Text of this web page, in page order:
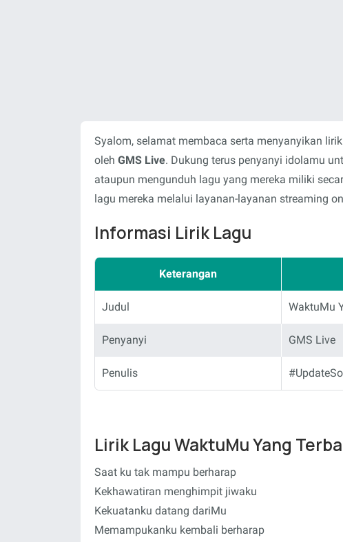
Syalom, selamat membaca serta menyanyikan
oleh GMS Live. Dukung terus penyanyi idolamu
ataupun mengunduh lagu yang mereka miliki
lagu mereka melalui layanan-layanan streaming
Informasi Lirik Lagu
Keterangan
Judul WaktuMu
Penyanyi GMS Live
Penulis
Lirik Lagu WaktuMu Yang
Saat ku tak mampu berharap
Kekhawatiran menghimpit jiwaku
Kekuatanku datang dariMu
Memampukanku kembali berharap